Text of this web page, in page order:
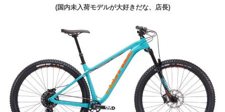
(国内未入荷モデルが大好きだな、店長)